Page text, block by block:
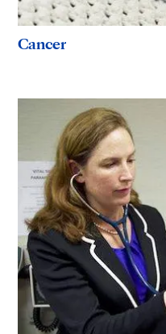
Cancer